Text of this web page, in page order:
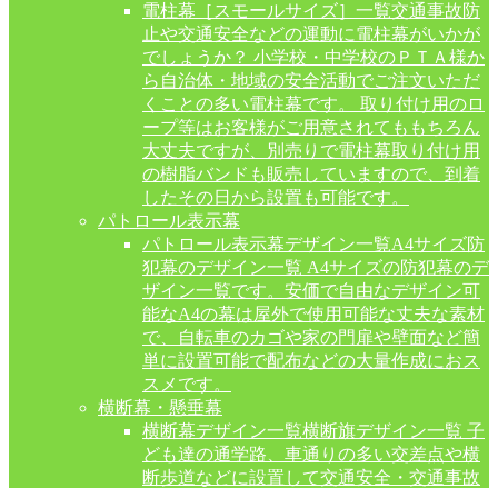
電柱幕［スモールサイズ］一覧交通事故防
止や交通安全などの運動に電柱幕がいかが
でしょうか？ 小学校・中学校のＰＴＡ様か
ら自治体・地域の安全活動でご注文いただ
くことの多い電柱幕です。 取り付け用のロ
ープ等はお客様がご用意されてももちろん
大丈夫ですが、別売りで電柱幕取り付け用
の樹脂バンドも販売していますので、到着
したその日から設置も可能です。
パトロール表示幕
パトロール表示幕デザイン一覧A4サイズ防
犯幕のデザイン一覧 A4サイズの防犯幕のデ
ザイン一覧です。安価で自由なデザイン可
能なA4の幕は屋外で使用可能な丈夫な素材
で、自転車のカゴや家の門扉や壁面など簡
単に設置可能で配布などの大量作成におス
スメです。
横断幕・懸垂幕
横断幕デザイン一覧横断旗デザイン一覧 子
ども達の通学路、車通りの多い交差点や横
断歩道などに設置して交通安全・交通事故